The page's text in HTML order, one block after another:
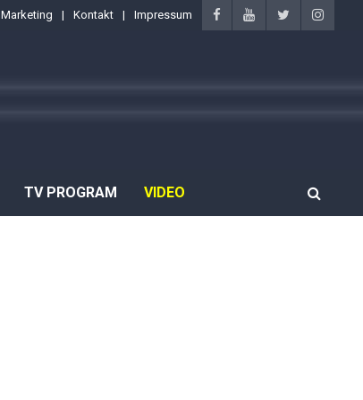
Marketing Kontakt Impressum
TV PROGRAM VIDEO